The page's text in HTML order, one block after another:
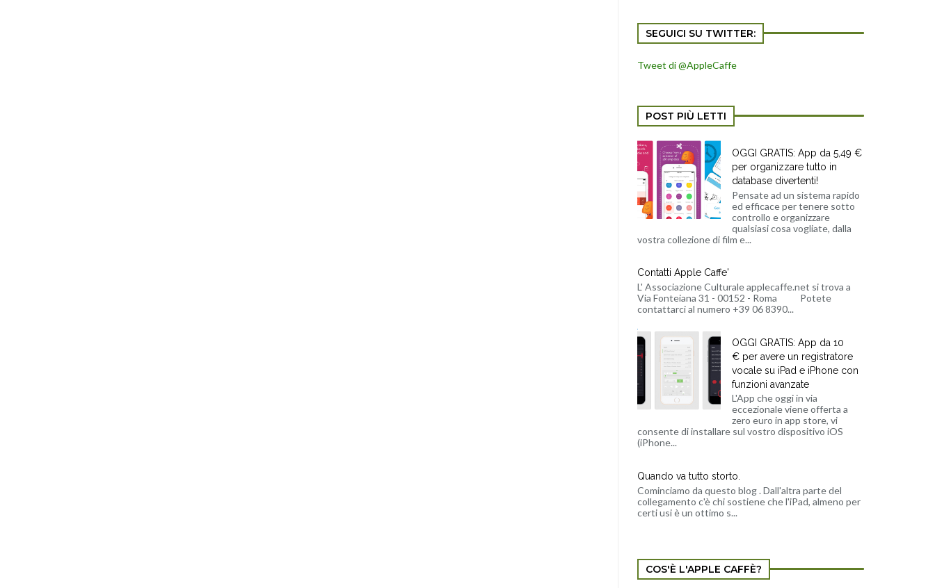
SEGUICI SU TWITTER:
Tweet di @AppleCaffe
POST PIÙ LETTI
OGGI GRATIS: App da 5,49 €
per organizzare tutto in
database divertenti!
Pensate ad un sistema rapido
ed efficace per tenere sotto
controllo e organizzare
qualsiasi cosa vogliate, dalla
vostra collezione di film e...
Contatti Apple Caffe'
L' Associazione Culturale applecaffe.net si trova a
Via Fonteiana 31 - 00152 - Roma Potete
contattarci al numero +39 06 8390...
OGGI GRATIS: App da 10
€ per avere un registratore
vocale su iPad e iPhone con
funzioni avanzate
L'App che oggi in via
eccezionale viene offerta a
zero euro in app store, vi
consente di installare sul vostro dispositivo iOS
(iPhone...
Quando va tutto storto.
Cominciamo da questo blog . Dall'altra parte del
collegamento c'è chi sostiene che l'iPad, almeno per
certi usi è un ottimo s...
COS'È L'APPLE CAFFÈ?